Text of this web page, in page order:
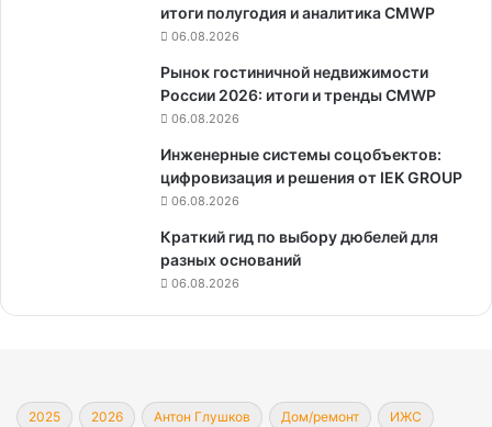
итоги полугодия и аналитика CMWP
06.08.2026
Рынок гостиничной недвижимости
России 2026: итоги и тренды CMWP
06.08.2026
Инженерные системы соцобъектов:
цифровизация и решения от IEK GROUP
06.08.2026
Краткий гид по выбору дюбелей для
разных оснований
06.08.2026
2025 2026 Антон Глушков Дом/ремонт ИЖС